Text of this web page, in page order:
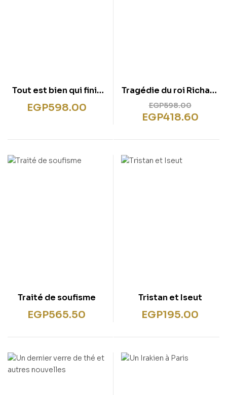
Tout est bien qui finit
bien
EGP598.00
Tragédie du roi Richard
II
EGP598.00
EGP418.60
Traité de soufisme
EGP565.50
Tristan et Iseut
EGP195.00